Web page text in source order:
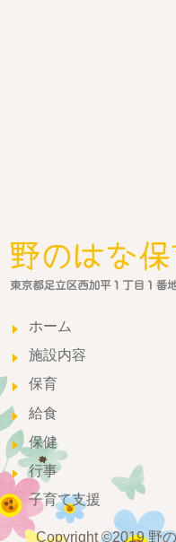
ホーム
施設内容
保育
給食
保健
行事
子育て支援
Copyright ©2019 野